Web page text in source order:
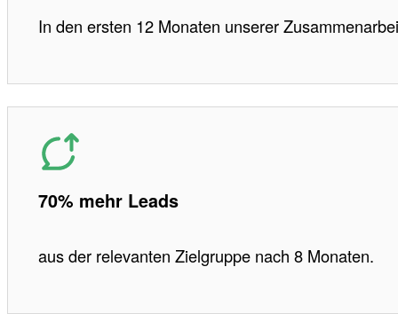
In den ersten 12 Monaten unserer
70% mehr Leads
aus der relevanten Zielgruppe nach 8 Monaten.